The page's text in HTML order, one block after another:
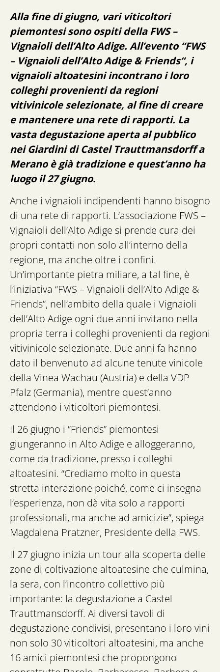
Alla fine di giugno, vari viticoltori
piemontesi sono ospiti della FWS –
Vignaioli dell’Alto Adige. All’evento “FWS
– Vignaioli dell’Alto Adige & Friends“, i
vignaioli altoatesini incontrano i loro
colleghi provenienti da regioni
vitivinicole selezionate, al fine di creare
e mantenere una rete di rapporti. La
vasta degustazione aperta al pubblico
nei Giardini di Castel Trauttmansdorff a
Merano è già tradizione e quest’anno ha
luogo il 27 giugno.
Anche i vignaioli indipendenti hanno bisogno
di una rete di rapporti. L’associazione FWS –
Vignaioli dell’Alto Adige si prende cura dei
propri contatti non solo all’interno della
regione, ma anche oltre i confini.
Un’importante pietra miliare, a tal fine, è
l’iniziativa “FWS – Vignaioli dell’Alto Adige &
Friends”, nell’ambito della quale i Vignaioli
dell’Alto Adige ogni due anni invitano nella
propria terra i colleghi provenienti da regioni
vitivinicole selezionate. Due anni fa hanno
dato il benvenuto ad alcune tenute vinicole
della Vinea Wachau (Austria) e della VDP
Pfalz (Germania), mentre quest’anno
attendono i viticoltori piemontesi.
Il 26 giugno i “Friends” piemontesi
giungeranno in Alto Adige e alloggeranno,
come da tradizione, presso i colleghi
altoatesini. “Crediamo molto in questa
stretta interazione poiché, come ci insegna
l’esperienza, non dà vita solo a rapporti
professionali, ma anche ad amicizie”, spiega
Magdalena Pratzner, Presidente della FWS.
Il 27 giugno inizia un tour alla scoperta delle
zone di coltivazione altoatesine che culmina,
la sera, con l’incontro collettivo più
importante: la degustazione a Castel
Trauttmansdorff. Ai diversi tavoli di
degustazione condivisi, presentano i loro vini
non solo 30 viticoltori altoatesini, ma anche
16 amici piemontesi che propongono